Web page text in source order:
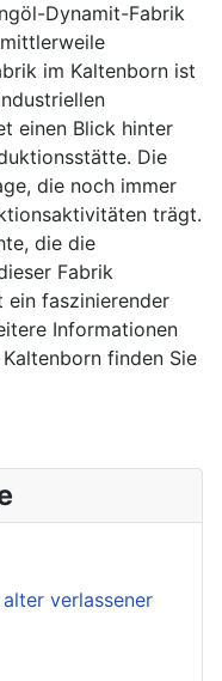
Dynamit-Fabrik
im Kaltenborn ist
einen Blick hinter
Die
die noch immer
trägt.
die die
Fabrik
ein faszinierender
Informationen
finden Sie
verlassener